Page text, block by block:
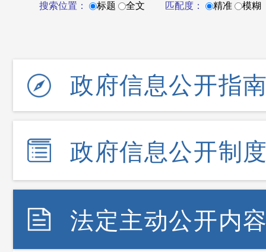
搜索位置： 标题 全文 匹配度： 精准 模糊
政府信息公开指
政府信息公开制
法定主动公开内